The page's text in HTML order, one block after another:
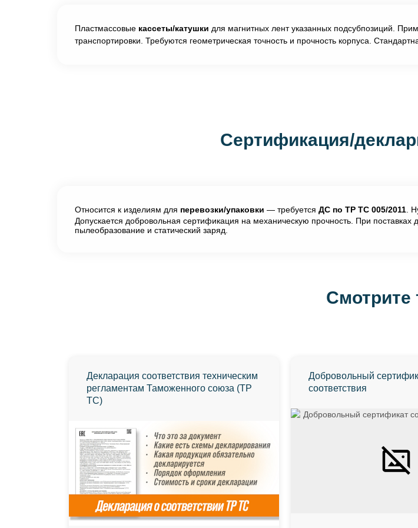
Пластмассовые кассеты/катушки для магнитных лент указанных подсубпозиций.
транспортировки. Требуются геометрическая точность и прочность корпуса.
Сертификация/
Относится к изделиям для перевозки/упаковки — требуется ДС по ТР ТС 005/2011 .
Допускается добровольная сертификация на механическую прочность. При поставках
пылеобразование и статический заряд.
Смотрите
Декларация соответствия техническим
регламентам Таможенного союза (ТР
ТС)
Добровольный
соответствия